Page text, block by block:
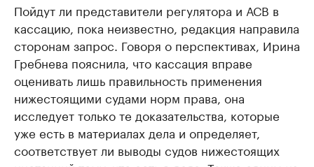
Пойдут ли представители регулятора и АСВ в
кассацию, пока неизвестно, редакция направила
сторонам запрос. Говоря о перспективах, Ирина
Гребнева пояснила, что кассация вправе
оценивать лишь правильность применения
нижестоящими судами норм права, она
исследует только те доказательства, которые
уже есть в материалах дела и определяет,
соответствует ли выводы судов нижестоящих